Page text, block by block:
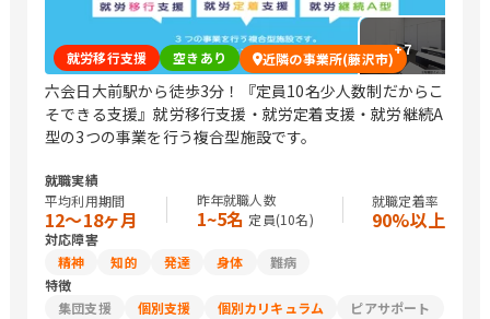
+7
就労移行支援 空きあり 近隣の事業所(藤沢市)
六会日大前駅から徒歩3分！『定員10名少人数制だからこ
そできる支援』就労移行支援・就労定着支援・就労継続A
型の3つの事業を行う複合型施設です。
就職実績
平均利用期間
12〜18ヶ月
昨年就職人数
1~5名 定員(10名)
就職定着率
90%以上
対応障害
精神
知的 発達 身体
難病
特徴
集団支援
個別支援 個別カリキュラム ピアサポート